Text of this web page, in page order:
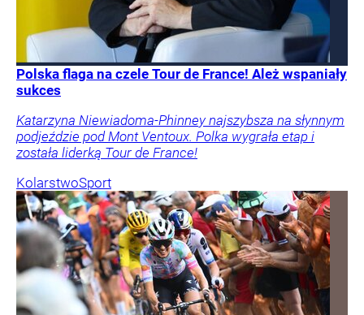
Polska flaga na czele Tour de France! Ależ wspaniały
sukces
Katarzyna Niewiadoma-Phinney najszybsza na słynnym
podjeździe pod Mont Ventoux. Polka wygrała etap i
została liderką Tour de France!
KolarstwoSport